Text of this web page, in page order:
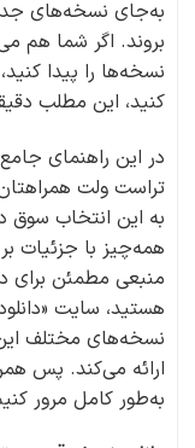
به‌جای نسخه‌های
بروند. اگر شما هم
نسخه‌ها را پیدا
کنید، این مطلب
در این راهنمای
تراست ولت
به این انتخاب سوق
همه‌چیز با جزئیات
منبعی مطمئن برای
هستید، سایت
نسخه‌های مختلف
ارائه می‌کند. پس
به‌طور کامل مرور